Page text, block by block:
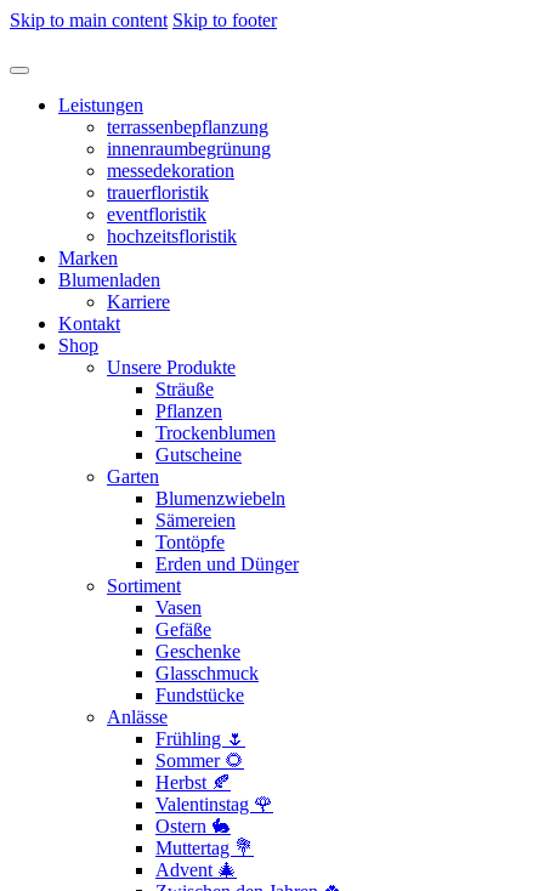
Skip to main content Skip to footer
Leistungen
terrassenbepflanzung
innenraumbegrünung
messedekoration
trauerfloristik
eventfloristik
hochzeitsfloristik
Marken
Blumenladen
Karriere
Kontakt
Shop
Unsere Produkte
Sträuße
Pflanzen
Trockenblumen
Gutscheine
Garten
Blumenzwiebeln
Sämereien
Tontöpfe
Erden und Dünger
Sortiment
Vasen
Gefäße
Geschenke
Glasschmuck
Fundstücke
Anlässe
Frühling 🌷
Sommer 🌻
Herbst 🍂
Valentinstag 🌹
Ostern 🐇
Muttertag 💐
Advent 🎄